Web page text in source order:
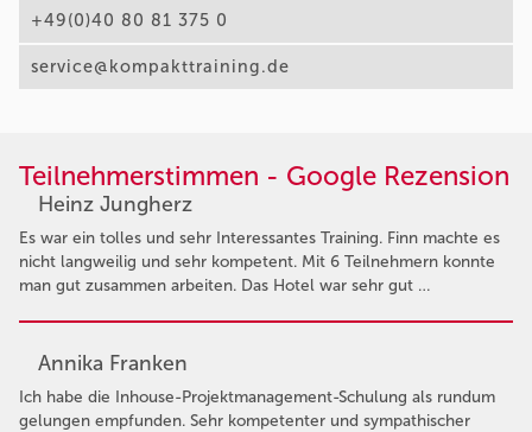
+49(0)40 80 81 375 0
service@kompakttraining.de
Teilnehmerstimmen - Google Rezension
Heinz Jungherz
Es war ein tolles und sehr Interessantes Training. Finn machte es
nicht langweilig und sehr kompetent. Mit 6 Teilnehmern konnte
man gut zusammen arbeiten. Das Hotel war sehr gut …
Annika Franken
Ich habe die Inhouse-Projektmanagement-Schulung als rundum
gelungen empfunden. Sehr kompetenter und sympathischer